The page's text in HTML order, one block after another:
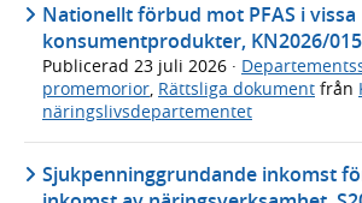
Nationellt förbud mot PFAS i vissa
konsumentprodukter, KN2026/
Publicerad 23 juli 2026 ·
promemorior, Rättsliga dokument från
näringslivsdepartementet
Sjukpenninggrundande inkomst